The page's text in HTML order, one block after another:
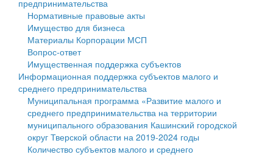
Государственные услуги
Промышленность и АПК
Экономика и бизнес
...
Символика
Устав
Гостям округа
Туризм
Культура
Образование
муниципального округа Тверской области
Администрация Кашинского муниципального округа
Тверской области
Управление сельскими территориями
Открытые данные
Работа с обращениями граждан
Финансовое управление
Бюджет для граждан
Имущество
Выявление правообладателей ранее учтенных
объектов недвижимости
Имущественная поддержка субъектов малого и
предпринимательства
Нормативные правовые акты
Имущество для бизнеса
Материалы Корпорации МСП
Вопрос-ответ
Имущественная поддержка субъектов
Информационная поддержка субъектов малого и
среднего предпринимательства
Муниципальная программа «Развитие малого и
среднего предпринимательства на территории
муниципального образования Кашинский городской
округ Тверской области на 2019-2024 годы
Количество субъектов малого и среднего